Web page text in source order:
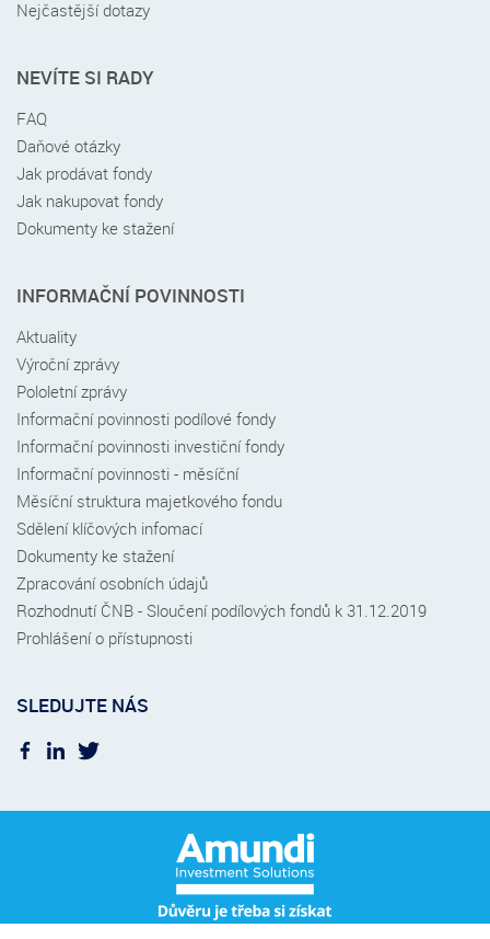
Nejčastější dotazy
NEVÍTE SI RADY
FAQ
Daňové otázky
Jak prodávat fondy
Jak nakupovat fondy
Dokumenty ke stažení
INFORMAČNÍ POVINNOSTI
Aktuality
Výroční zprávy
Pololetní zprávy
Informační povinnosti podílové fondy
Informační povinnosti investiční fondy
Informační povinnosti - měsíční
Měsíční struktura majetkového fondu
Sdělení klíčových infomací
Dokumenty ke stažení
Zpracování osobních údajů
Rozhodnutí ČNB - Sloučení podílových fondů k 31.12.2019
Prohlášení o přístupnosti
SLEDUJTE NÁS